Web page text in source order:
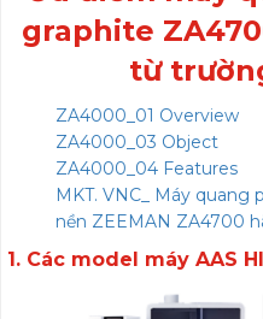
graphite
từ
ZA4000_01 Overview
ZA4000_03 Object
ZA4000_04 Features
MKT. VNC_ Máy quang
nền ZEEMAN ZA4700
1. Các model máy AAS